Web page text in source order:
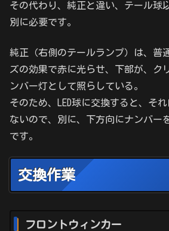
その代わり、純正と違い、テール球
別に必要です。
純正（右側のテールランプ）は、普
ズの効果で赤に光らせ、下部が、ク
ンバー灯として照らしている。
そのため、LED球に交換すると、そ
ないので、別に、下方向にナンバー
です。
交換作業
フロントウィンカー